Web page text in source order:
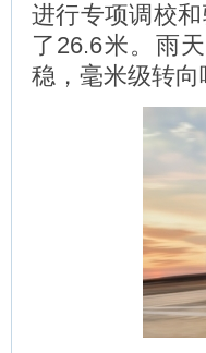
进行专项调校
了26.6米。雨
稳，毫米级转